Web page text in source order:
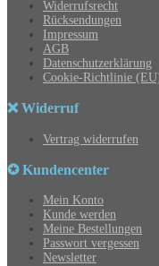
Widerrufsrecht
Rücksendungen
Impressum
AGB
Datenschutzerklärung
Cookie-Richtlinie
❌ Widerruf
Vertrag widerrufen
✪ Kundencenter
Mein Konto
Kunde werden
Meine Bestellungen
Passwort vergessen
Newsletter